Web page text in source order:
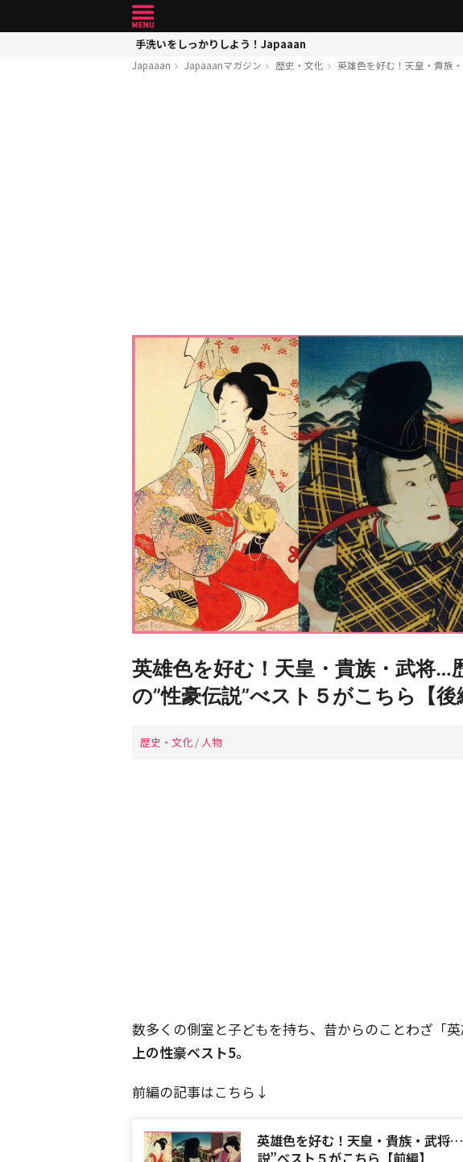
手洗いをしっかりしよう！Japaaan
Japaaan Japaaanマガジン 歴史・文化 英雄色を好む！天皇・貴族
英雄色を好む！天皇・貴族・武将…
の”性豪伝説”べスト５がこちら【後
歴史・文化 / 人物
数多くの側室と子どもを持ち、昔からのことわざ「
上の性豪ベスト5。
前編の記事はこちら↓
英雄色を好む！天皇・貴族・武将